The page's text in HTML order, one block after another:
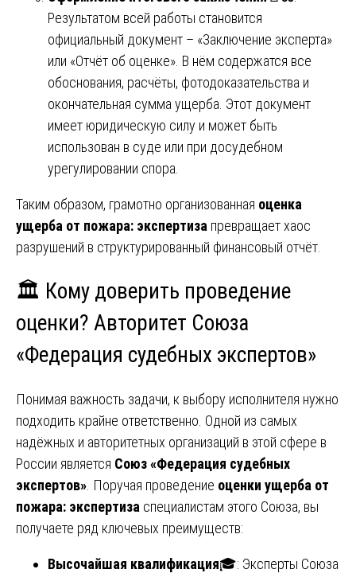
Результатом всей работы становится
официальный документ – «Заключение эксперта»
или «Отчёт об оценке». В нём содержатся все
обоснования, расчёты, фотодоказательства и
окончательная сумма ущерба. Этот документ
имеет юридическую силу и может быть
использован в суде или при досудебном
урегулировании спора.
Таким образом, грамотно организованная оценка
ущерба от пожара: экспертиза превращает хаос
разрушений в структурированный финансовый отчёт.
🏛️ Кому доверить проведение
оценки? Авторитет Союза
«Федерация судебных экспертов»
Понимая важность задачи, к выбору исполнителя нужно
подходить крайне ответственно. Одной из самых
надёжных и авторитетных организаций в этой сфере в
России является Союз «Федерация судебных
экспертов». Поручая проведение оценки ущерба от
пожара: экспертиза специалистам этого Союза, вы
получаете ряд ключевых преимуществ:
Высочайшая квалификация🎓: Эксперты Союза